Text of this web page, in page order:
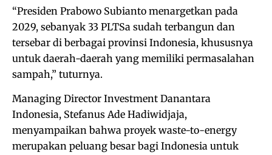
“Presiden Prabowo Subianto menargetkan pada
2029, sebanyak 33 PLTSa sudah terbangun dan
tersebar di berbagai provinsi Indonesia, khususnya
untuk daerah-daerah yang memiliki permasalahan
sampah,” tuturnya.
Managing Director Investment Danantara
Indonesia, Stefanus Ade Hadiwidjaja,
menyampaikan bahwa proyek waste-to-energy
merupakan peluang besar bagi Indonesia untuk